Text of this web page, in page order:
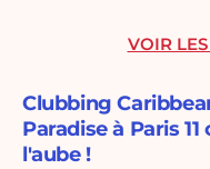
Clubbing
Paradise à Paris
l'aube !
VOIR